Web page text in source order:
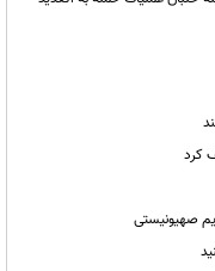
کرد
صهیونیستی